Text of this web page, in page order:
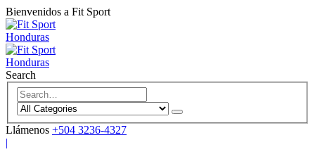
Bienvenidos a Fit Sport
Search
Llámenos +504 3236-4327
|